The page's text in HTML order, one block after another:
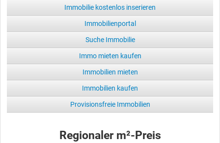
Immobilie kostenlos inserieren
Immobilienportal
Suche Immobilie
Immo mieten kaufen
Immobilien mieten
Immobilien kaufen
Provisionsfreie Immobilien
Regionaler m²-Preis